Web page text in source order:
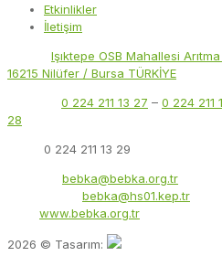
Etkinlikler
İletişim
Işıktepe OSB Mahallesi
16215 Nilüfer / Bursa TÜRKİYE
0 224 211 13 27 – 0 224 211
28
0 224 211 13 29
bebka@bebka.org.tr
bebka@hs01.kep.tr
www.bebka.org.tr
2026 © Tasarım: